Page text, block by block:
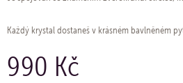
Každý krystal dostaneš v krásném bavlněném
990 Kč